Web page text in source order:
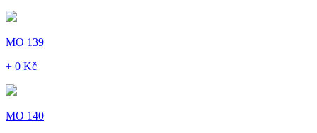
MO 139
+ 0 Kč
MO 140